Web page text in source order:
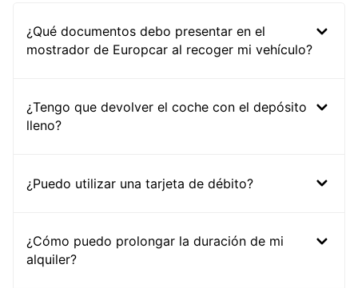
¿Qué documentos debo presentar en el
mostrador de Europcar al recoger mi vehículo?
¿Tengo que devolver el coche con el depósito
lleno?
¿Puedo utilizar una tarjeta de débito?
¿Cómo puedo prolongar la duración de mi
alquiler?